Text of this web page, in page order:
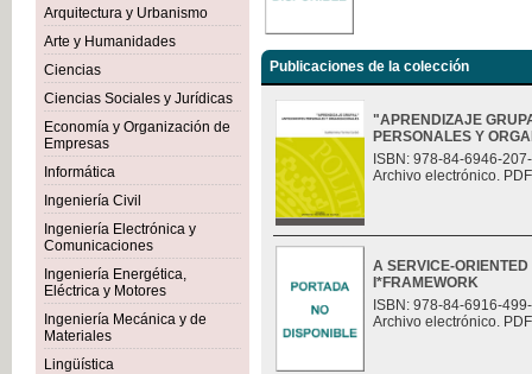
Arquitectura y Urbanismo
Arte y Humanidades
Ciencias
Ciencias Sociales y Jurídicas
Economía y Organización de
Empresas
Informática
Ingeniería Civil
Ingeniería Electrónica y
Comunicaciones
Ingeniería Energética,
Eléctrica y Motores
Ingeniería Mecánica y de
Materiales
Lingüística
Publicaciones de la colección
"APRENDIZAJE
PERSONALES Y
ISBN: 978-84-6946-
Archivo electrónico.
A SERVICE-
I*FRAMEWORK
ISBN: 978-84-6916-
Archivo electrónico.